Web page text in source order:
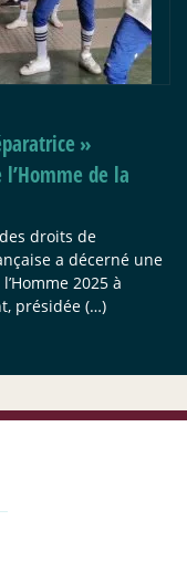
»
de la
droits de
a décerné une
2025 à
présidée (…)